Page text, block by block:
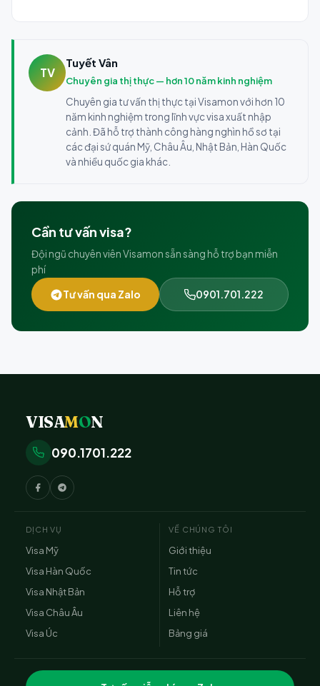
TV
Tuyết Vân
Chuyên gia thị thực — hơn 10 năm kinh nghiệm
Chuyên gia tư vấn thị thực tại Visamon với hơn 10
năm kinh nghiệm trong lĩnh vực visa xuất nhập
cảnh. Đã hỗ trợ thành công hàng nghìn hồ sơ tại
các đại sứ quán Mỹ, Châu Âu, Nhật Bản, Hàn Quốc
và nhiều quốc gia khác.
Cần tư vấn visa?
Đội ngũ chuyên viên Visamon sẵn sàng hỗ trợ bạn miễn
phí
Tư vấn qua Zalo 0901.701.222
VISAMON
090.1701.222
DỊCH VỤ
Visa Mỹ
Visa Hàn Quốc
Visa Nhật Bản
Visa Châu Âu
Visa Úc
VỀ CHÚNG TÔI
Giới thiệu
Tin tức
Hỗ trợ
Liên hệ
Bảng giá